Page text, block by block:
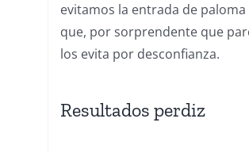
evitamos la entrada de
que, por sorprendente que
los evita por desconfianza.
Resultados perdiz